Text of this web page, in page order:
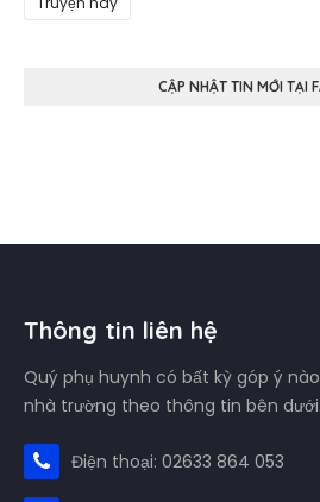
CẬP NHẬT TIN MỚI TẠI
Thông tin liên hệ
Quý phụ huynh có bất kỳ góp ý
nhà trường theo thông tin bên dưới.
Điện thoại: 02633 864 053